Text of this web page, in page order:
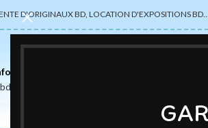
D'ORIGINAUX BD, LOCATION D'EXPOSITIONS BD…